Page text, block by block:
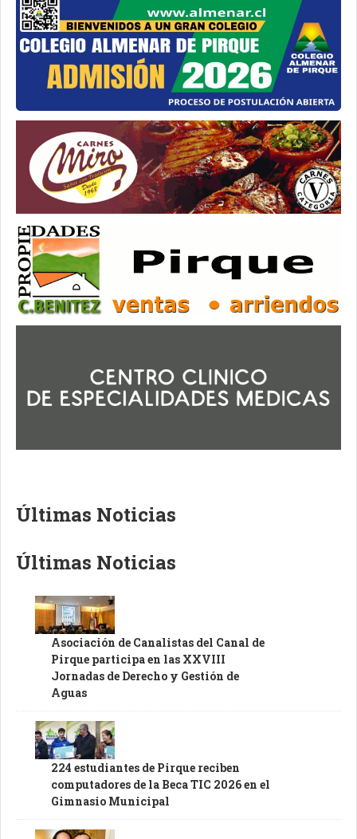
Últimas Noticias
Últimas Noticias
Asociación de Canalistas del Canal de
Pirque participa en las XXVIII
Jornadas de Derecho y Gestión de
Aguas
224 estudiantes de Pirque reciben
computadores de la Beca TIC 2026 en el
Gimnasio Municipal